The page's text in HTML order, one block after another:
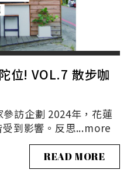
位! VOL.7 散步咖
企劃 2024年，花蓮
到影響。反思...more
READ MORE